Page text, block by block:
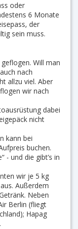
oder
6 Monate
der
sein muss.
Will man
nach
allzu viel. Aber
wir nach
dabei
nicht
kann bei
buchen.
- und die gibt’s in
wir je 5 kg
Außerdem
Neben
Berlin (fliegt
Hapag